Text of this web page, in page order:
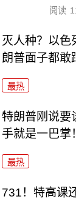
阅读
灭人种？以色
朗普面子都敢
最热
特朗普刚说要
手就是一巴掌！
最热
731！特高课